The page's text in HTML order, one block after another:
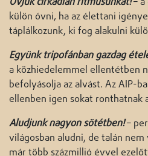
külön óvni, ha az élettani
táplálkozunk, ki fog alakulni
Együnk tripofánban gazdag
a közhiedelemmel ellentétben
befolyásolja az alvást. Az AIP-
ellenben igen sokat ronthatnak
Aludjunk nagyon sötétben!–
világosban aludni, de talán
már több százmillió évvel